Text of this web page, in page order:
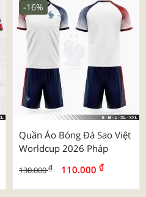
Quần Áo Bóng Đá Sao Việt
Worldcup 2026 Pháp
130.000₫ 110.000 ₫
-16%